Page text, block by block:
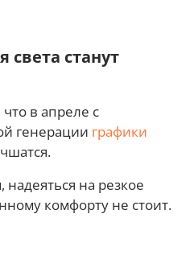
света станут
что в апреле с
генерации графики
на резкое
комфорту не стоит.